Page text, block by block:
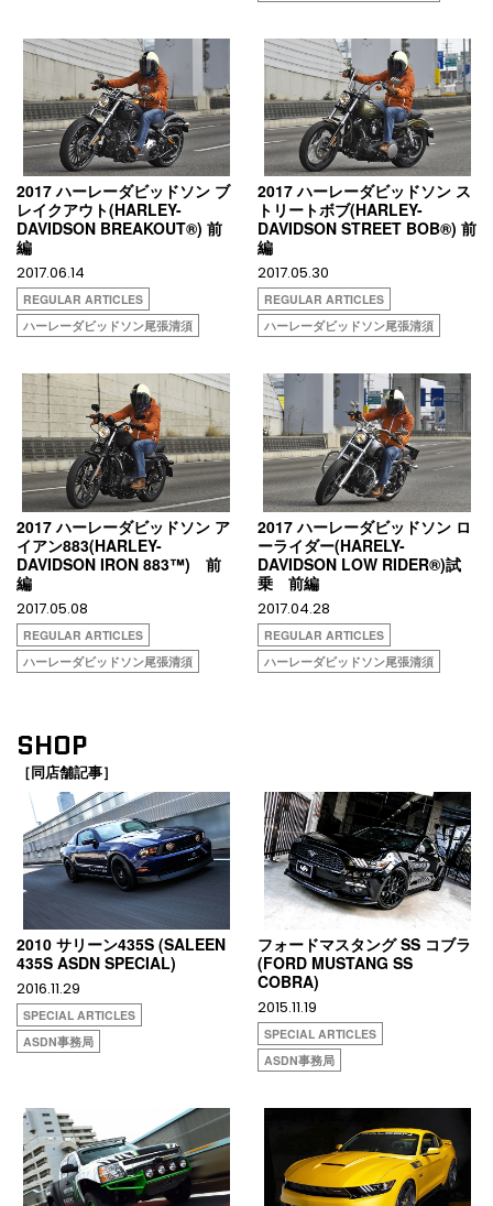
2017 ハーレーダビッドソン ブ
レイクアウト(HARLEY-
DAVIDSON BREAKOUT®) 前
編
2017.06.14
REGULAR ARTICLES
ハーレーダビッドソン尾張清須
2017 ハーレーダビッドソン ス
トリートボブ(HARLEY-
DAVIDSON STREET BOB®) 前
編
2017.05.30
REGULAR ARTICLES
ハーレーダビッドソン尾張清須
2017 ハーレーダビッドソン ア
イアン883(HARLEY-
DAVIDSON IRON 883™) 前
編
2017.05.08
REGULAR ARTICLES
ハーレーダビッドソン尾張清須
2017 ハーレーダビッドソン ロ
ーライダー(HARELY-
DAVIDSON LOW RIDER®)試
乗 前編
2017.04.28
REGULAR ARTICLES
ハーレーダビッドソン尾張清須
SHOP
［同店舗記事］
2010 サリーン435S (SALEEN
435S ASDN SPECIAL)
2016.11.29
SPECIAL ARTICLES
ASDN事務局
フォードマスタング SS コブラ
(FORD MUSTANG SS
COBRA)
2015.11.19
SPECIAL ARTICLES
ASDN事務局